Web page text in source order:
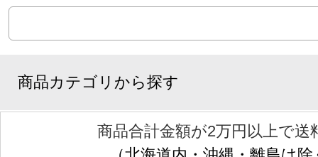
商品カテゴリから探す
商品合計金額が2万円以上で送